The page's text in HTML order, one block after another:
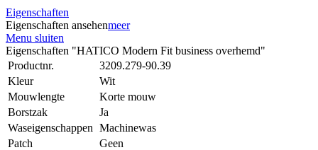
Eigenschaften
Eigenschaften ansehenmeer
Menu sluiten
Eigenschaften "HATICO Modern Fit business overhemd"
Productnr.
3209.279-90.39
Kleur
Wit
Mouwlengte
Korte mouw
Borstzak
Ja
Waseigenschappen Machinewas
Patch
Geen